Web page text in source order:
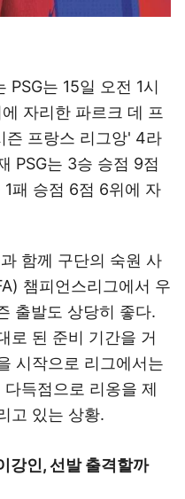
PSG는 15일 오전 1시
자리한 파르크 데 프
프랑스 리그앙' 4라
PSG는 3승 승점 9점
1패 승점 6점 6위에 자
함께 구단의 숙원 사
챔피언스리그에서 우
출발도 상당히 좋다.
로 된 준비 기간을 거
시작으로 리그에서는
득점으로 리옹을 제
고 있는 상황.
강인, 선발 출격할까